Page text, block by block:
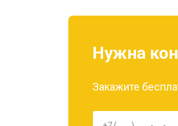
Нужна
Закажите